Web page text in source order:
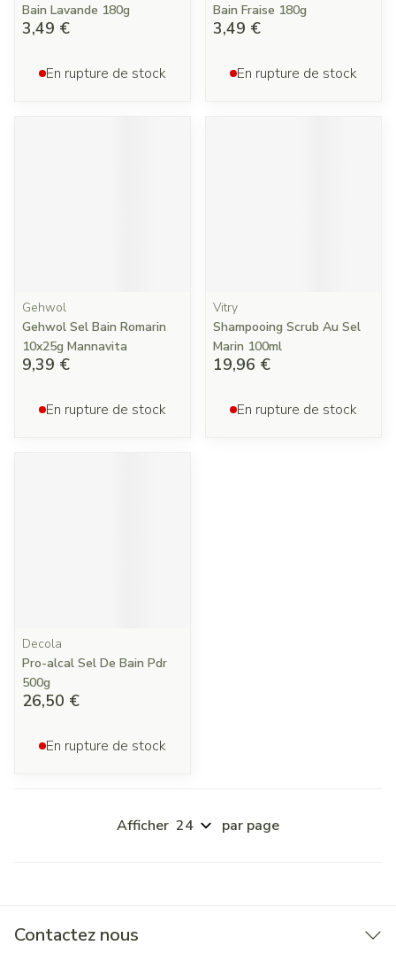
Bain Lavande 180g
3,49 €
En rupture de stock
Bain Fraise 180g
3,49 €
En rupture de stock
Gehwol
Gehwol Sel Bain Romarin
10x25g Mannavita
9,39 €
En rupture de stock
Vitry
Shampooing Scrub Au Sel
Marin 100ml
19,96 €
En rupture de stock
Decola
Pro-alcal Sel De Bain Pdr
500g
26,50 €
En rupture de stock
Afficher par page
Contactez nous